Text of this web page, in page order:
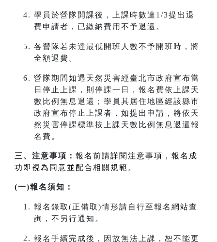
學員於營隊開課後，上課時數達1/3提出退
費申請者，已繳納費用不予退還。
各營隊若未達最低開班人數不予開班時，將
全額退費。
營隊期間如遇天然災害經臺北市政府宣布當
日停止上課，則停課一日，報名費依上課天
數比例無息退還；學員其居住地區經該縣市
政府宣布停止上課者，如提出申請，將依天
然災害停課標準按上課天數比例無息退還報
名費。
三、注意事項： 報名前請詳閱注意事項，報名成
功即視為同意並配合相關規範。
(一)報名須知：
報名錄取(正備取)情形請自行至報名網站查
詢，不另行通知。
報名手續完成後，因故無法上課，恕不能更